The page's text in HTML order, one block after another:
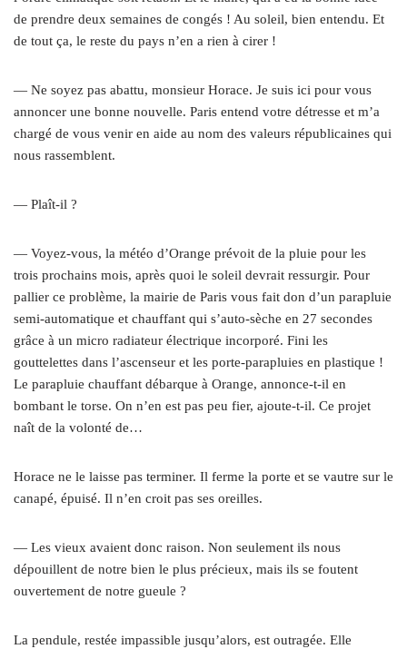
de prendre deux semaines de congés ! Au soleil, bien entendu. Et
de tout ça, le reste du pays n’en a rien à cirer !
— Ne soyez pas abattu, monsieur Horace. Je suis ici pour vous
annoncer une bonne nouvelle. Paris entend votre détresse et m’a
chargé de vous venir en aide au nom des valeurs républicaines qui
nous rassemblent.
— Plaît-il ?
— Voyez-vous, la météo d’Orange prévoit de la pluie pour les
trois prochains mois, après quoi le soleil devrait ressurgir. Pour
pallier ce problème, la mairie de Paris vous fait don d’un parapluie
semi-automatique et chauffant qui s’auto-sèche en 27 secondes
grâce à un micro radiateur électrique incorporé. Fini les
gouttelettes dans l’ascenseur et les porte-parapluies en plastique !
Le parapluie chauffant débarque à Orange, annonce-t-il en
bombant le torse. On n’en est pas peu fier, ajoute-t-il. Ce projet
naît de la volonté de…
Horace ne le laisse pas terminer. Il ferme la porte et se vautre sur le
canapé, épuisé. Il n’en croit pas ses oreilles.
— Les vieux avaient donc raison. Non seulement ils nous
dépouillent de notre bien le plus précieux, mais ils se foutent
ouvertement de notre gueule ?
La pendule, restée impassible jusqu’alors, est outragée. Elle